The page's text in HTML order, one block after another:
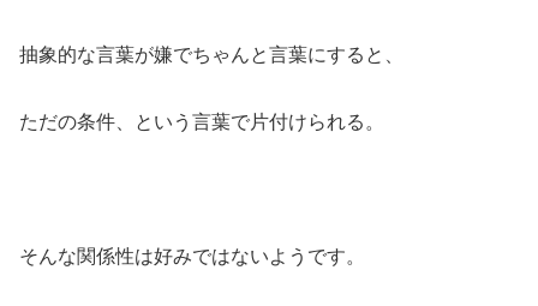
抽象的な言葉が嫌でちゃんと言葉にすると、
ただの条件、という言葉で片付けられる。
そんな関係性は好みではないようです。